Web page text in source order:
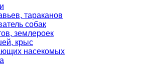
тараканов
собак
землероек
крыс
насекомых